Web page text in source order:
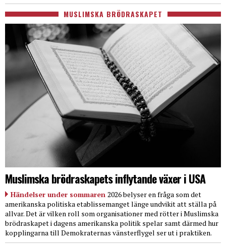
MUSLIMSKA BRÖDRASKAPET
Muslimska brödraskapets inflytande växer i USA
Händelser under sommaren 2026 belyser en fråga som det
amerikanska politiska etablissemanget länge undvikit att ställa på
allvar. Det är vilken roll som organisationer med rötter i Muslimska
brödraskapet i dagens amerikanska politik spelar samt därmed hur
kopplingarna till Demokraternas vänsterflygel ser ut i praktiken.